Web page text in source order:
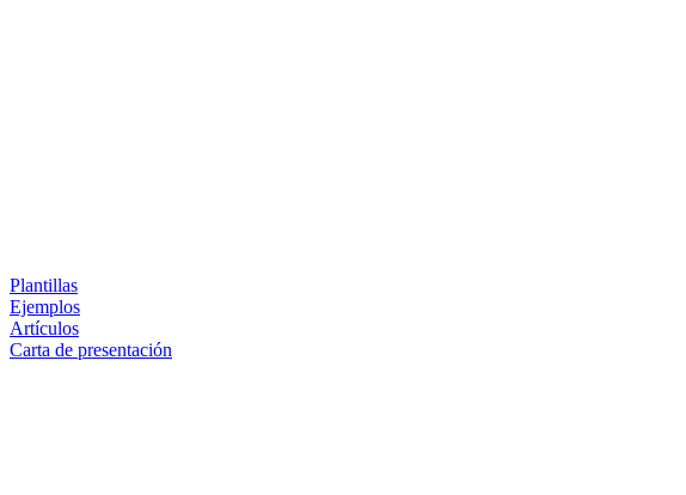
Plantillas
Ejemplos
Artículos
Carta de presentación